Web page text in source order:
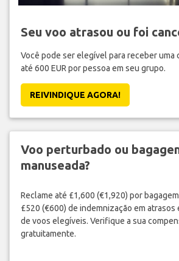
Seu voo atrasou ou foi
Você pode ser elegível para receber uma
até 600 EUR por pessoa em seu grupo.
REIVINDIQUE AGORA!
Voo perturbado ou
manuseada?
Reclame até £1,600 (€1,920) por
£520 (€600) de indemnização em atrasos
de voos elegíveis. Verifique a sua
gratuitamente.